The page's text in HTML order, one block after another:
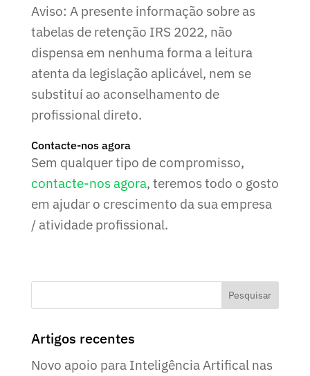
Aviso: A presente informação sobre as
tabelas de retenção IRS 2022, não
dispensa em nenhuma forma a leitura
atenta da legislação aplicável, nem se
substituí ao aconselhamento de
profissional direto.
Contacte-nos agora
Sem qualquer tipo de compromisso,
contacte-nos agora, teremos todo o gosto
em ajudar o crescimento da sua empresa
/ atividade profissional.
Artigos recentes
Novo apoio para Inteligência Artifical nas